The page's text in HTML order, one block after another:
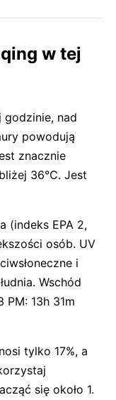
w tej
godzinie, nad
powodują
znacznie
36°C. Jest
(indeks EPA 2,
osób. UV
i
Wschód
PM: 13h 31m
tylko 17%, a
się około 1.